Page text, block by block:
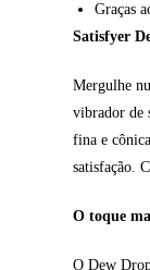
Graças
Satisfyer
Mergulhe
vibrador de
fina e
satisfação.
O toque
O Dew